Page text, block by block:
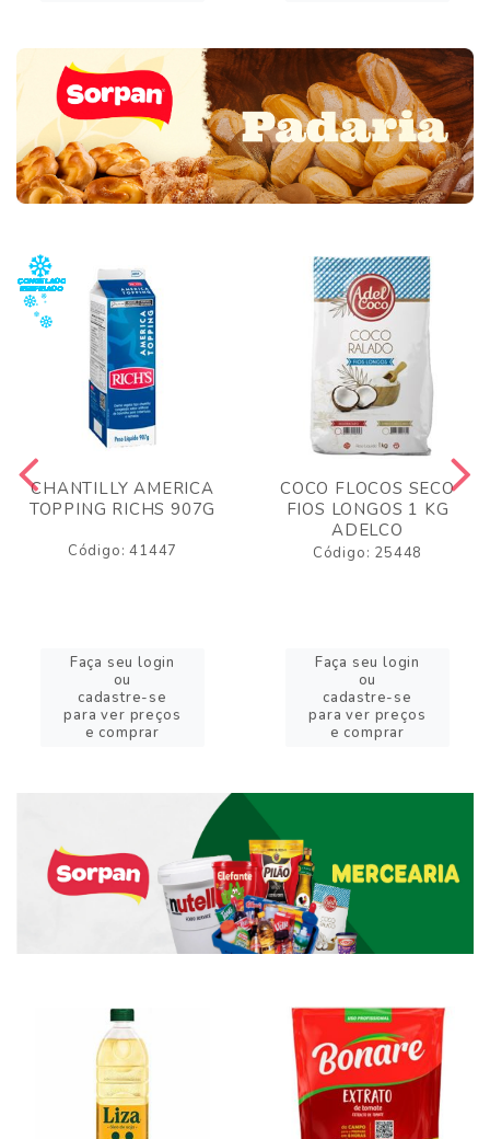
CHANTILLY AMERICA
TOPPING RICHS 907G
Código: 41447
Faça seu login
ou
cadastre-se
para ver preços
e comprar
COCO FLOCOS SECO
FIOS LONGOS 1 KG
ADELCO
Código: 25448
Faça seu login
ou
cadastre-se
para ver preços
e comprar